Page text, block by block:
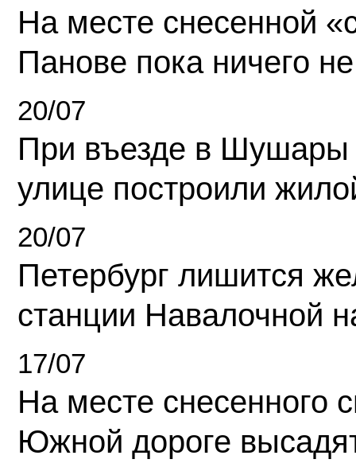
На месте снесенной
Панове пока ничего
20/07
При въезде в Шушары
улице построили
20/07
Петербург лишится
станции Навалочной
17/07
На месте снесенного
Южной дороге